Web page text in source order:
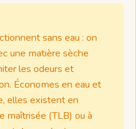
sans eau : on
une matière sèche
les odeurs et
Économes en eau et
elles existent en
maîtrisée (TLB) ou à